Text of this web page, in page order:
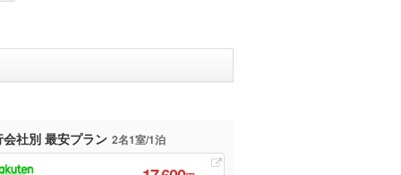
会社別 最安プラン 2名1室/1泊